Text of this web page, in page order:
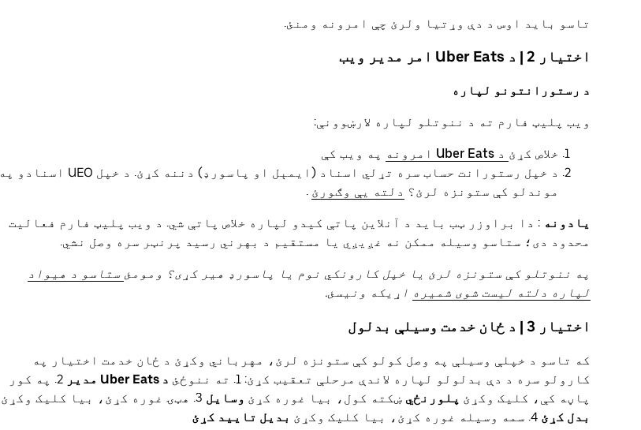
تاسو باید اوس د دې وړتیا ولرئ چې امرونه ومنئ.
اختیار 2 | د Uber Eats امر مدیر ویب
د رستورانتونو لپاره
ویب پلیټ فارم ته د ننوتلو لپاره لارښوونې:
خلاص کړئ د Uber Eats امرونه
په ویب کې
د خپل رستورانت حساب سره تړلي اسناد (ایمېل او پاسورډ) دننه کړئ. د خپل UEO اسنادو په
موندلو کې ستونزه لرئ؟ دلته یې وګورئ .
یادونه : دا براوزر ټب باید د آنلاین پاتې کیدو لپاره خلاص پاتې شي. د ویب پلیټ فارم فعالیت
محدود دی؛ ستاسو وسیله ممکن نه غږیږي یا مستقیم د بهرني رسید پرنټر سره وصل نشي.
په ننوتلو کې ستونزه لرئ یا خپل کارونکي نوم یا پاسورډ هیر کړی؟ ومومئ ستاسو د هیواد
لپاره دلته لیست شوی شمیره اړیکه ونیسئ.
اختیار 3 | د ځان خدمت وسیلې بدلول
که تاسو د خپلې وسیلې په وصل کولو کې ستونزه لرئ، مهرباني وکړئ د ځان خدمت اختیار په
کارولو سره د دې بدلولو لپاره لاندې مرحلې تعقیب کړئ: 1. ته ننوځئ
د Uber Eats مدیر
2. په کور
پاڼه کې، کلیک وکړئ پلورنځي ښکته کول، بیا غوره کړئ وسایل
بدل کړئ
بدیل تایید کړئ